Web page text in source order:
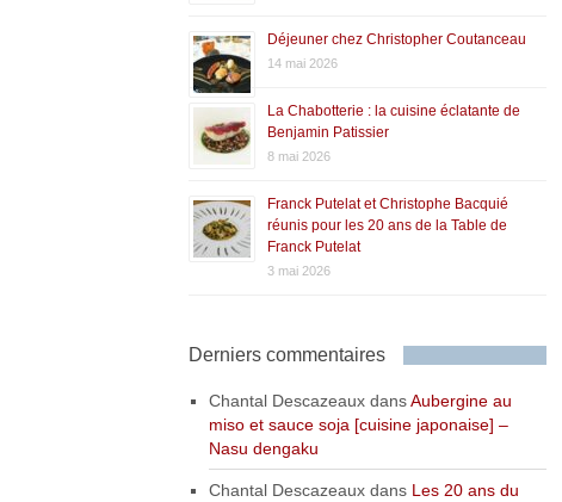
Déjeuner chez Christopher Coutanceau
14 mai 2026
La Chabotterie : la cuisine éclatante de
Benjamin Patissier
8 mai 2026
Franck Putelat et Christophe Bacquié
réunis pour les 20 ans de la Table de
Franck Putelat
3 mai 2026
Derniers commentaires
Chantal DescazeauxdansAubergine au
miso et sauce soja [cuisine japonaise] –
Nasu dengaku
Chantal Descazeauxdans Les 20 ans du